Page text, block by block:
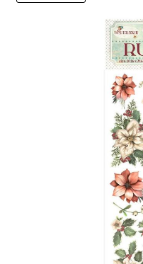
Blog / DIY / Tutorials